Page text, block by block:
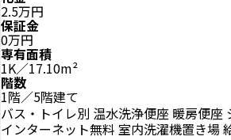
2.5万円
保証金
0万円
専有面積
1K／17.10m²
階数
1階／5階建て
バス・トイレ別 温水洗浄便座 暖房便座
インターネット無料 室内洗濯機置き場